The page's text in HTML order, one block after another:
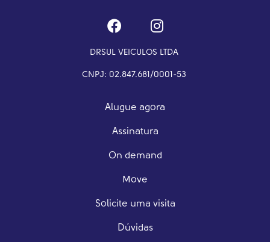
DRSUL VEICULOS LTDA
CNPJ: 02.847.681/0001-53
Alugue agora
Assinatura
On demand
Move
Solicite uma visita
Dúvidas